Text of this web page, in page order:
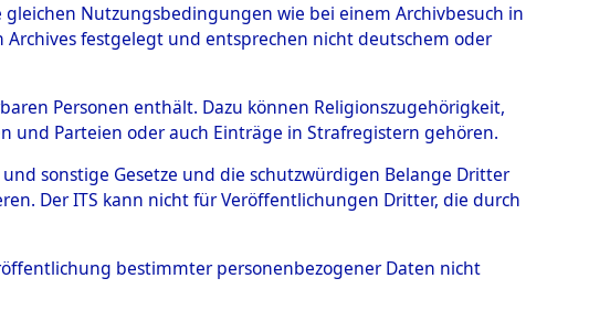
BILD
– Linz an der Donau.→
Nutzungsbedingungen wie bei einem Archivbesuch in
festgelegt und entsprechen nicht deutschem oder
Personen enthält. Dazu können Religionszugehörigkeit,
und Parteien oder auch Einträge in Strafregistern gehören.
sonstige Gesetze und die schutzwürdigen Belange Dritter
Der ITS kann nicht für Veröffentlichungen Dritter, die durch
bestimmter personenbezogener Daten nicht